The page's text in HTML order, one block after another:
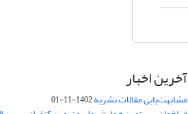
آخرین اخبار
مشابهت‌یابی مقالات نشریه1402-11-01